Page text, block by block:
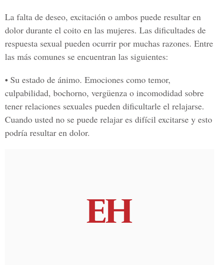
La falta de deseo, excitación o ambos puede resultar en
dolor durante el coito en las mujeres. Las dificultades de
respuesta sexual pueden ocurrir por muchas razones. Entre
las más comunes se encuentran las siguientes:
• Su estado de ánimo. Emociones como temor,
culpabilidad, bochorno, vergüenza o incomodidad sobre
tener relaciones sexuales pueden dificultarle el relajarse.
Cuando usted no se puede relajar es difícil excitarse y esto
podría resultar en dolor.